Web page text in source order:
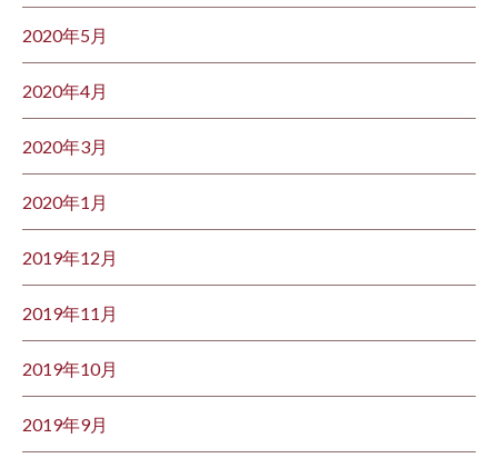
2020年5月
2020年4月
2020年3月
2020年1月
2019年12月
2019年11月
2019年10月
2019年9月